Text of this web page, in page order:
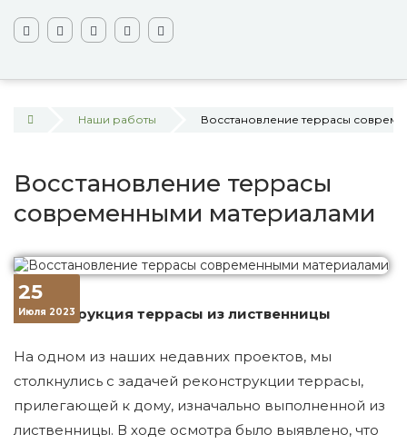
Наши работы Восстановление террасы
Восстановление террасы
современными материалами
25
Июля 2023
Реконструкция террасы из лиственницы
На одном из наших недавних проектов, мы
столкнулись с задачей реконструкции террасы,
прилегающей к дому, изначально выполненной из
лиственницы. В ходе осмотра было выявлено, что